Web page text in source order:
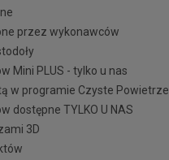
przez wykonawców
Mini PLUS - tylko u nas
w programie Czyste Powietrze
dostępne TYLKO U NAS
3D